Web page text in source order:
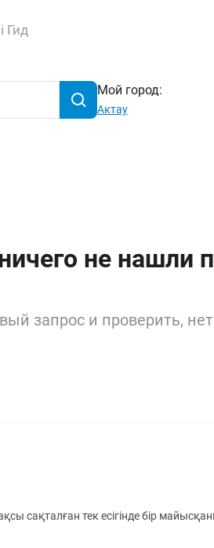
Гид
Мой город:
Актау
не нашли
запрос и проверить,
сақталған тек есігінде бір